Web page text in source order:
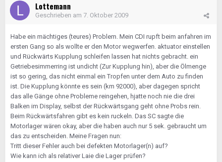
Lottemann
Geschrieben am 7. Oktober 2009
Habe ein mächtiges (teures) Problem. Mein CDI rupft beim anfahren im
ersten Gang so als wollte er den Motor wegwerfen. aktuator einstellen
und Rückwärts Kupplung schleifen lassen hat nichts gebracht. ein
Getriebesimmerring ist undicht (Zur Kupplung hin), aber die Ölmenge
ist so gering, das nicht einmal ein Tropfen unter dem Auto zu finden
ist. Die Kupplung könnte es sein (km 92000), aber dagegen spricht
das alle Gänge ohne Probleme reingehen, hjatte noch nie die drei
Balken im Display, selbst der Rückwärtsgang geht ohne Probs rein.
Beim Rückwärtsfahren gibt es kein ruckeln. Das SC sagte die
Motorlager wären okay, aber die haben auch nur 5 sek. gebraucht um
das zu entscheiden. Meine Fragen nun:
Tritt dieser Fehler auch bei defekten Motorlager(n) auf?
Wie kann ich als relativer Laie die Lager prüfen?